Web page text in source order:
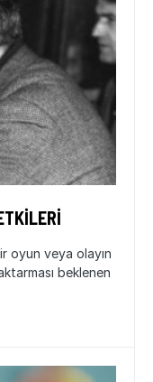
oyun veya olayın
beklenen